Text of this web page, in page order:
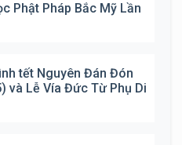
Phật Pháp Bắc Mỹ Lần
tết Nguyên Đán Đón
và Lễ Vía Đức Từ Phụ Di